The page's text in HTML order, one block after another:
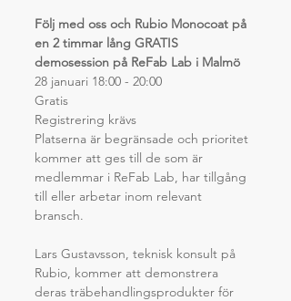
Följ med oss och Rubio Monocoat på
en 2 timmar lång GRATIS
demosession på ReFab Lab i Malmö
28 januari 18:00 - 20:00
Gratis
Registrering krävs
Platserna är begränsade och prioritet
kommer att ges till de som är
medlemmar i ReFab Lab, har tillgång
till eller arbetar inom relevant
bransch.
Lars Gustavsson, teknisk konsult på
Rubio, kommer att demonstrera
deras träbehandlingsprodukter för